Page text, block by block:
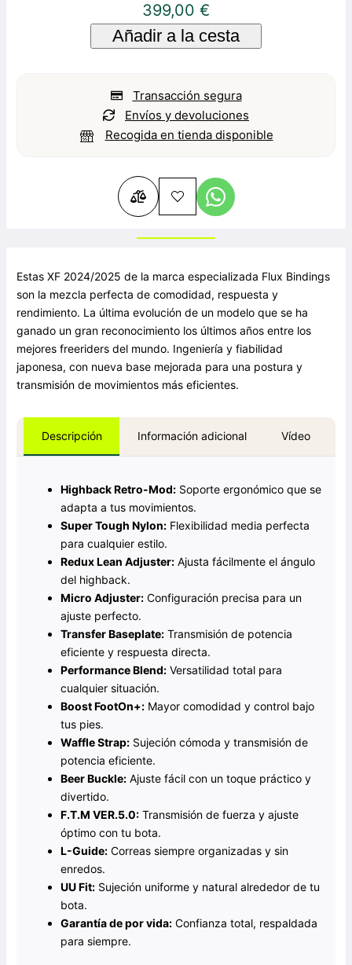
con
0
399,00 €
Añadir a la cesta
Transacción segura
Envíos y devoluciones
Recogida en tienda disponible
Estas XF 2024/2025 de la marca especializada Flux Bindings
son la mezcla perfecta de comodidad, respuesta y
rendimiento. La última evolución de un modelo que se ha
ganado un gran reconocimiento los últimos años entre los
mejores freeriders del mundo. Ingeniería y fiabilidad
japonesa, con nueva base mejorada para una postura y
transmisión de movimientos más eficientes.
Descripción Información adicional Vídeo
Highback Retro-Mod: Soporte ergonómico que se
adapta a tus movimientos.
Super Tough Nylon: Flexibilidad media perfecta
para cualquier estilo.
Redux Lean Adjuster: Ajusta fácilmente el ángulo
del highback.
Micro Adjuster: Configuración precisa para un
ajuste perfecto.
Transfer Baseplate: Transmisión de potencia
eficiente y respuesta directa.
Performance Blend: Versatilidad total para
cualquier situación.
Boost FootOn+: Mayor comodidad y control bajo
tus pies.
Waffle Strap: Sujeción cómoda y transmisión de
potencia eficiente.
Beer Buckle: Ajuste fácil con un toque práctico y
divertido.
F.T.M VER.5.0: Transmisión de fuerza y ajuste
óptimo con tu bota.
L-Guide: Correas siempre organizadas y sin
enredos.
UU Fit: Sujeción uniforme y natural alrededor de tu
bota.
Garantía de por vida: Confianza total, respaldada
para siempre.